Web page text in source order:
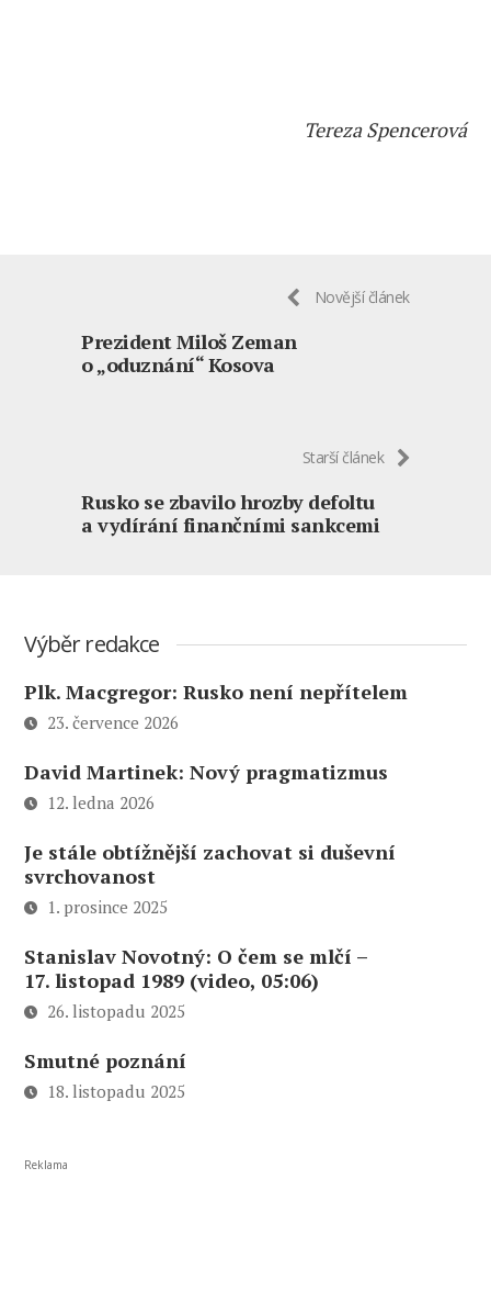
Tereza Spencerová
Novější článek
Prezident Miloš Zeman
o „oduznání“ Kosova
Starší článek
Rusko se zbavilo hrozby defoltu
a vydírání finančními sankcemi
Výběr redakce
Plk. Macgregor: Rusko není nepřítelem
23. července 2026
David Martinek: Nový pragmatizmus
12. ledna 2026
Je stále obtížnější zachovat si duševní
svrchovanost
1. prosince 2025
Stanislav Novotný: O čem se mlčí –
17. listopad 1989 (video, 05:06)
26. listopadu 2025
Smutné poznání
18. listopadu 2025
Reklama